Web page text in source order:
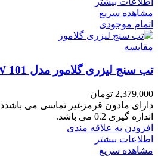
مشاهده سریع
اتمام موجودی
مقایسه
تب سنج لیزری گلامور مدل 101 NEW
2,379,000 تومان
دارای مادون قرمزغیر تماسی می
اندازه گیری 0.2 می باشد.
افزودن به علاقه مندی
اطلاعات بیشتر
مشاهده سریع